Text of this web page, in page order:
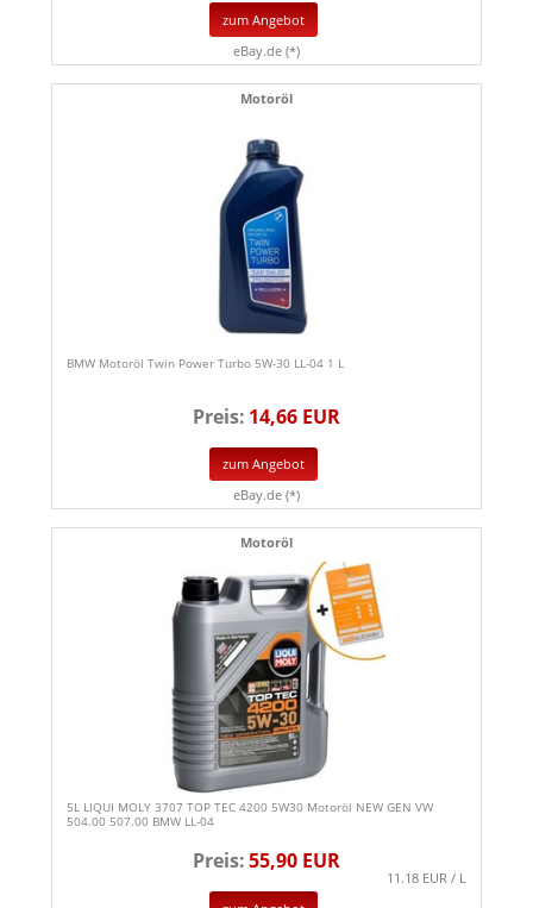
zum Angebot
eBay.de (*)
Motoröl
BMW Motoröl Twin Power Turbo 5W-30 LL-04 1 L
Preis: 14,66 EUR
zum Angebot
eBay.de (*)
Motoröl
5L LIQUI MOLY 3707 TOP TEC 4200 5W30 Motoröl NEW GEN VW
504.00 507.00 BMW LL-04
Preis:55,90 EUR
11.18 EUR / L